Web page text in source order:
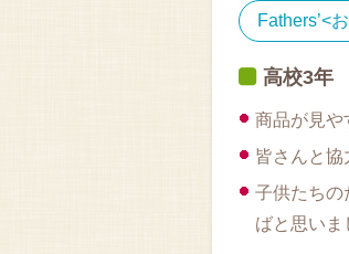
Fathers’<
高校3年
商品が見や
皆さんと協
子供たちの
ばと思いま